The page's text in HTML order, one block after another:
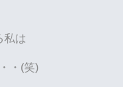
私は
・(笑)